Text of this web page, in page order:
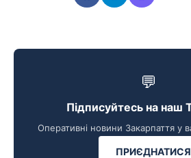
💬
Підписуйтесь на наш
Оперативні новини Закарпаття у
ПРИЄДНАТИСЯ